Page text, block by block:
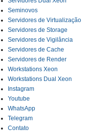
Seminovos
Servidores de Virtualização
Servidores de Storage
Servidores de Vigilância
Servidores de Cache
Servidores de Render
Workstations Xeon
Workstations Dual Xeon
Instagram
Youtube
WhatsApp
Telegram
Contato